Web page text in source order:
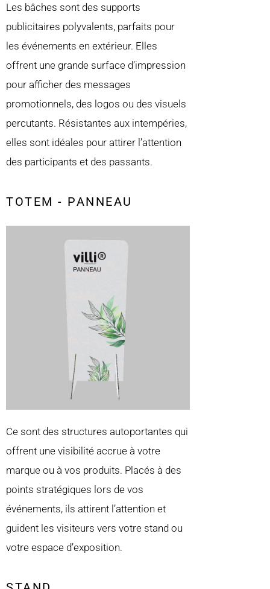
Les bâches sont des supports
publicitaires polyvalents, parfaits pour
les événements en extérieur. Elles
offrent une grande surface d’impression
pour afficher des messages
promotionnels, des logos ou des visuels
percutants. Résistantes aux intempéries,
elles sont idéales pour attirer l’attention
des participants et des passants.
TOTEM - PANNEAU
Ce sont des structures autoportantes qui
offrent une visibilité accrue à votre
marque ou à vos produits. Placés à des
points stratégiques lors de vos
événements, ils attirent l’attention et
guident les visiteurs vers votre stand ou
votre espace d’exposition.